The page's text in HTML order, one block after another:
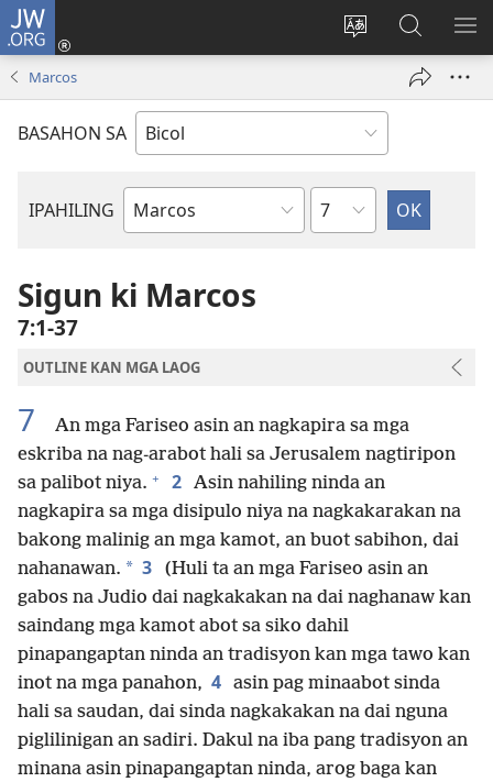
JW.ORG
Ribayan
lengguwahe
kan
Mag-
log
new
Hanapon
sa
JW.ORG
Marcos
BASAHON SA
IPAHILING
Libro
Bibliya
Kapitulo
Sigun ki Marcos
7:1-37
OUTLINE KAN MGA LAOG
7
An mga Fariseo asin an nagkapira sa mga
eskriba na nag-arabot hali sa Jerusalem nagtiripon
sa palibot niya. + 2 Asin nahiling ninda an
nagkapira sa mga disipulo niya na nagkakarakan na
bakong malinig an mga kamot, an buot sabihon, dai
nahanawan. * 3
(Huli ta an mga Fariseo asin an
gabos na Judio dai nagkakakan na dai naghanaw kan
saindang mga kamot abot sa siko dahil
pinapangaptan ninda an tradisyon kan mga tawo kan
inot na mga panahon, 4 asin pag minaabot sinda
hali sa saudan, dai sinda nagkakakan na dai nguna
piglilinigan an sadiri. Dakul na iba pang tradisyon an
minana asin pinapangaptan ninda, arog baga kan